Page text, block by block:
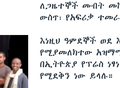
ለጋዜተኞች መብት
ውስጥ፣ የአፍሪቃ
እነዚህ ዓምደኞች ወደ
የሚያመለክተው
በኢትዮጵያ የፕሬስ
የሚደቅን ነው ይላሉ።